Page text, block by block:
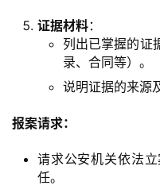
证据材料：
列出已掌握的证
录、合同等）。
说明证据的来源
报案请求：
请求公安机关依法
任。